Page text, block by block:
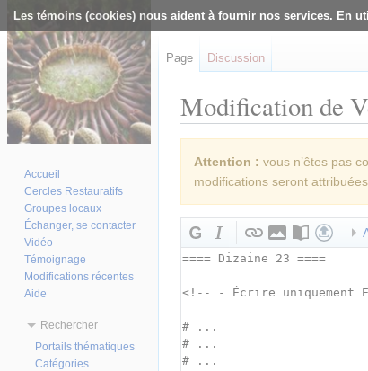
Les témoins (cookies) nous aident à fournir nos services. En
Modification de
Attention : vous n’êtes pas
modifications seront
Page Discussion
Accueil
Cercles Restauratifs
Groupes locaux
Échanger, se contacter
Vidéo
Témoignage
Modifications récentes
Aide
Rechercher
Portails thématiques
Catégories